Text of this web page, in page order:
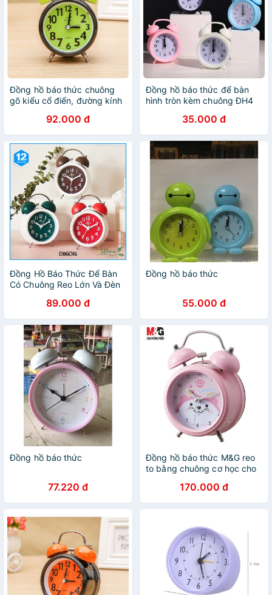
Đồng hồ báo thức chuông
gõ kiểu cổ điển, đường kính
92.000 đ
Đồng hồ báo thức để bàn
hình tròn kèm chuông ĐH4
35.000 đ
Đồng Hồ Báo Thức Để Bàn
Có Chuông Reo Lớn Và Đèn
89.000 đ
Đồng hồ báo thức
55.000 đ
Đồng hồ báo thức
77.220 đ
Đồng hồ báo thức M&G reo
to bằng chuông cơ học cho
trắng/vàng/hồng ARC92503
170.000 đ